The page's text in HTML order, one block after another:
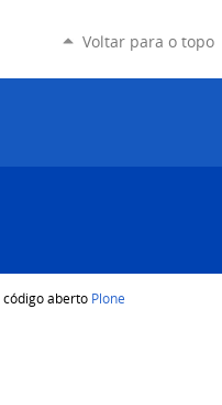
Voltar para o topo
código aberto Plone